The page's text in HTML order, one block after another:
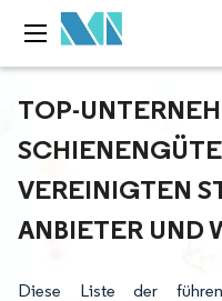
TOP-
VEREINIGTEN
ANBIETER UND
Diese Liste der